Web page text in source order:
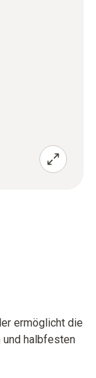
ermöglicht die
und halbfesten